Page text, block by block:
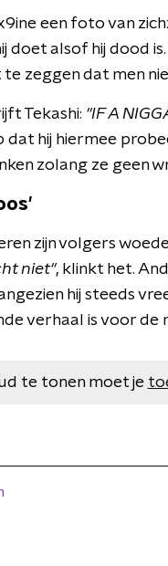
een foto van
doet alsof hij dood
zeggen dat men
Tekashi: "IF A
dat hij hiermee
zolang ze geen
zijn volgers
niet", klinkt het.
hij steeds
verhaal is voor
te tonen moet je